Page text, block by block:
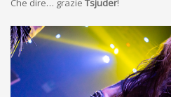
Che dire… grazie Tsjuder!